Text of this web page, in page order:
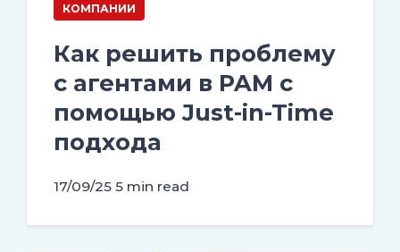
КОМПАНИИ
Как решить проблему
с агентами в PAM с
помощью Just-in-Time
подхода
17/09/25 5 min read